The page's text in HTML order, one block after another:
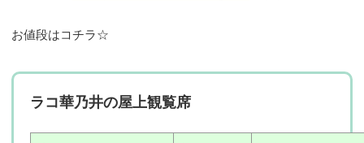
お値段はコチラ☆
ラコ華乃井の屋上観覧席